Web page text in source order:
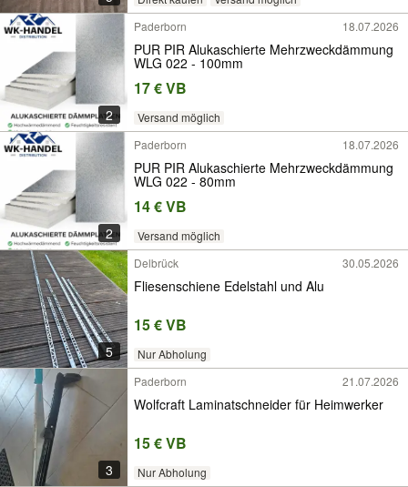
2
Paderborn 18.07.2026
PUR PIR Alukaschierte Mehrzweckdämmung
WLG 022 - 100mm
17 € VB
Versand möglich
2
Paderborn 18.07.2026
PUR PIR Alukaschierte Mehrzweckdämmung
WLG 022 - 80mm
14 € VB
Versand möglich
5
Delbrück 30.05.2026
Fliesenschiene Edelstahl und Alu
15 € VB
Nur Abholung
3
Paderborn 21.07.2026
Wolfcraft Laminatschneider für Heimwerker
15 € VB
Nur Abholung